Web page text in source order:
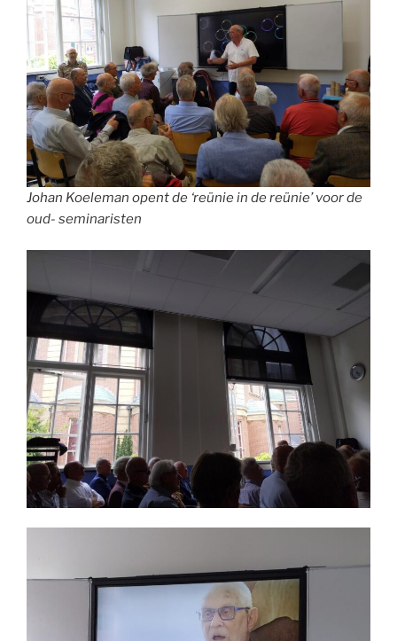
Johan Koeleman opent de ‘reünie in de reünie’ voor de
oud- seminaristen